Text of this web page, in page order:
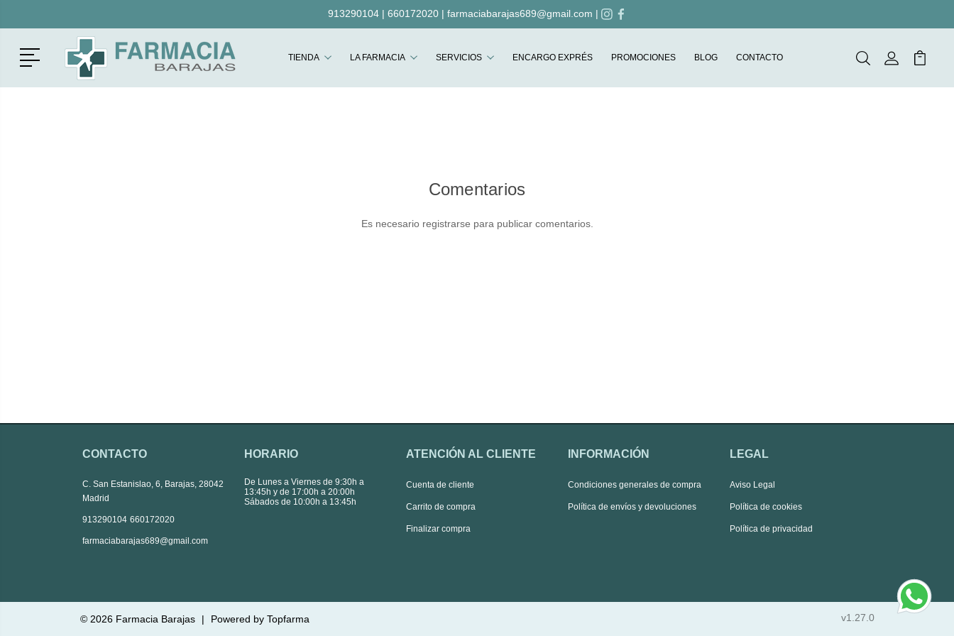
913290104| 660172020| farmaciabarajas689@gmail.com |
Menú TIENDA LA FARMACIA SERVICIOS ENCARGO EXPRÉS PROMOCIONES BLOG CONTACTO BuscarMi Cuenta
Mi
Comentarios
Es necesario registrarse para publicar comentarios.
CONTACTO
C. San Estanislao, 6, Barajas, 28042
Madrid
913290104 660172020
farmaciabarajas689@gmail.com
HORARIO
De Lunes a Viernes de 9:30h a
13:45h y de 17:00h a 20:00h
Sábados de 10:00h a 13:45h
ATENCIÓN AL CLIENTE
Cuenta de cliente
Carrito de compra
Finalizar compra
INFORMACIÓN
Condiciones generales de compra
Política de envíos y devoluciones
LEGAL
Aviso Legal
Política de cookies
Política de privacidad
© 2026 Farmacia Barajas | Powered by Topfarma v1.27.0